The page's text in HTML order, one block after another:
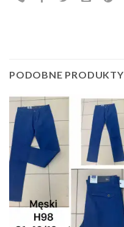
PODOBNE PRODUKTY